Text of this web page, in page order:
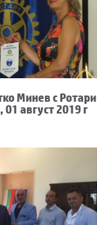
Минев с Ротари
август 2019 г